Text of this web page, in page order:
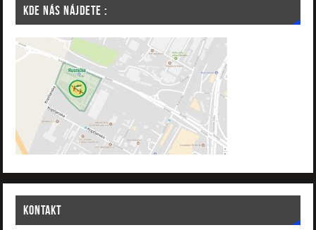
KDE NÁS NÁJDETE :
KONTAKT